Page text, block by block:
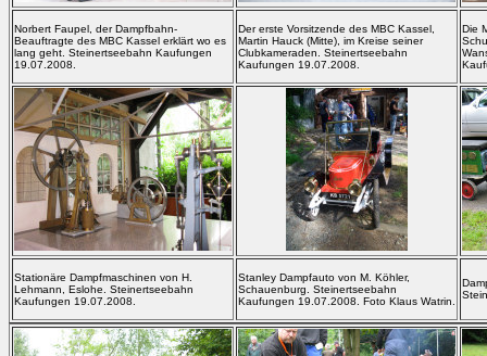
Norbert Faupel, der Dampfbahn-
Beauftragte des MBC Kassel erklärt wo es
lang geht. Steinertseebahn Kaufungen
19.07.2008.
Der erste Vorsitzende des MBC Kassel,
Martin Hauck (Mitte), im Kreise seiner
Clubkameraden. Steinertseebahn
Kaufungen 19.07.2008.
Die
Stationäre Dampfmaschinen von H.
Lehmann, Eslohe. Steinertseebahn
Kaufungen 19.07.2008.
Stanley Dampfauto von M. Köhler,
Schauenburg. Steinertseebahn
Kaufungen 19.07.2008. Foto Klaus Watrin.